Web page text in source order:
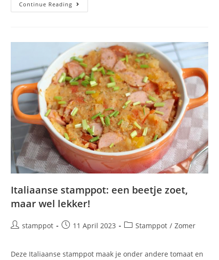
Continue Reading
Italiaanse stamppot: een beetje zoet,
maar wel lekker!
stamppot 11 April 2023 Stamppot / Zomer
Deze Italiaanse stamppot maak je onder andere tomaat en